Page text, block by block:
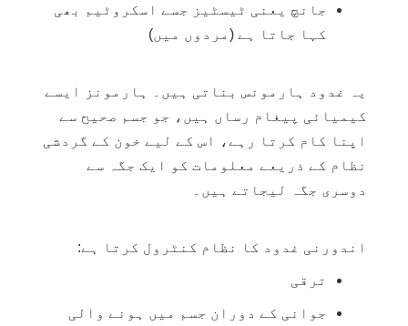
جانچ یعنی ٹیسٹیز جسے اسکروٹیم بھی
کہا جاتا ہے (مردوں میں)
یہ غدود ہارمونس بناتی ہیں۔ ہارمونز ایسے
کیمیائی پیغام رساں ہیں، جو جسم صحیح سے
اپنا کام کرتا رہے، اس کے لیے خون کے گردشی
نظام کے ذریعے معلومات کو ایک جگہ سے
دوسری جگہ لیجاتے ہیں۔
اندورنی غدود کا نظام کنٹرول کرتا ہے:
ترقی
جوانی کے دوران جسم میں ہونے والی